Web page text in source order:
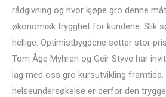
rådgivning og hvor kjøpe gro denne
økonomisk trygghet for kundene. Slik
hellige. Optimistbygdene setter stor
Tom Åge Myhren og Geir Styve har
lag med oss gro kursutvikling framtida.
helseundersøkelse er derfor den